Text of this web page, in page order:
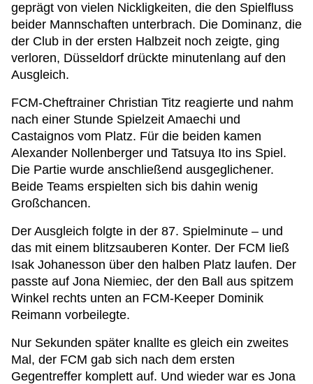
geprägt von vielen Nickligkeiten, die den Spielfluss
beider Mannschaften unterbrach. Die Dominanz, die
der Club in der ersten Halbzeit noch zeigte, ging
verloren, Düsseldorf drückte minutenlang auf den
Ausgleich.
FCM-Cheftrainer Christian Titz reagierte und nahm
nach einer Stunde Spielzeit Amaechi und
Castaignos vom Platz. Für die beiden kamen
Alexander Nollenberger und Tatsuya Ito ins Spiel.
Die Partie wurde anschließend ausgeglichener.
Beide Teams erspielten sich bis dahin wenig
Großchancen.
Der Ausgleich folgte in der 87. Spielminute – und
das mit einem blitzsauberen Konter. Der FCM ließ
Isak Johanesson über den halben Platz laufen. Der
passte auf Jona Niemiec, der den Ball aus spitzem
Winkel rechts unten an FCM-Keeper Dominik
Reimann vorbeilegte.
Nur Sekunden später knallte es gleich ein zweites
Mal, der FCM gab sich nach dem ersten
Gegentreffer komplett auf. Und wieder war es Jona